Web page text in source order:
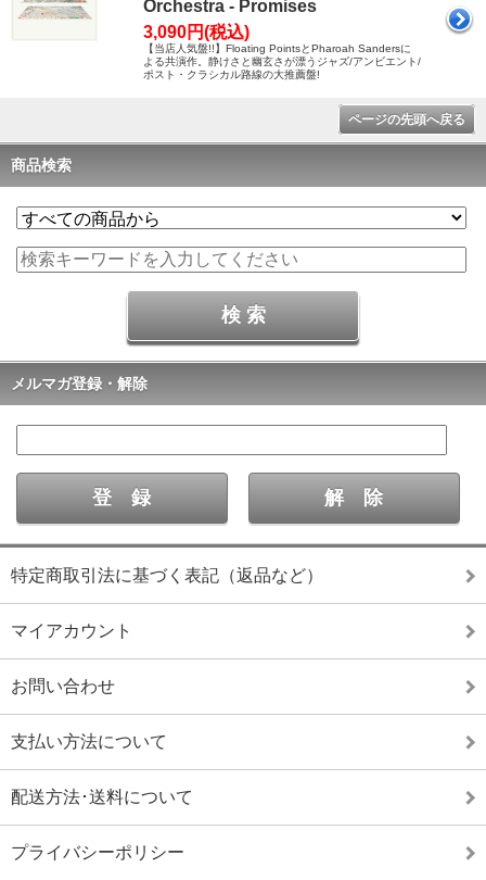
Orchestra - Promises
3,090円(税込)
【当店人気盤!!】Floating PointsとPharoah Sandersに
よる共演作。静けさと幽玄さが漂うジャズ/アンビエント/
ポスト・クラシカル路線の大推薦盤!
ページの先頭へ戻る
商品検索
メルマガ登録・解除
特定商取引法に基づく表記（返品など）
マイアカウント
お問い合わせ
支払い方法について
配送方法･送料について
プライバシーポリシー